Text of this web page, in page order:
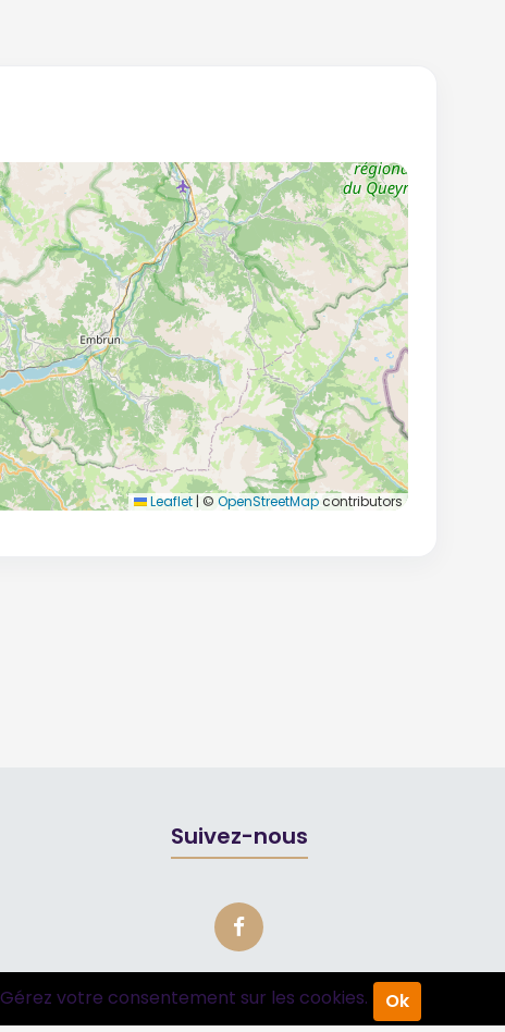
Leaflet | © OpenStreetMapcontributors
Suivez-nous
Gérez votre consentement sur les cookies. Ok